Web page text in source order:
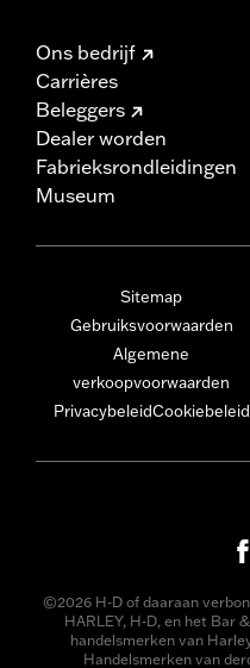
Ons bedrijf
Carrières
Beleggers
Dealer worden
Fabrieksrondleidingen
Museum
Sitemap
Gebruiksvoorwaarden
Algemene
verkoopvoorwaarden
PrivacybeleidCookiebeleid
©2026 H-D of daaraan
HARLEY, H-D, en het Bar
handelsmerken van
Handelsmerken van